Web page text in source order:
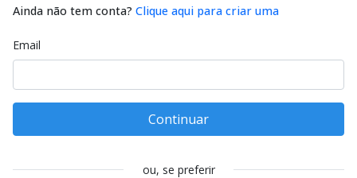
Ainda não tem conta? Clique aqui para criar uma
Email
Continuar
ou, se preferir